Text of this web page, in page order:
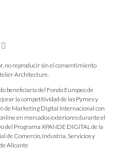
no reproducir sin el consentimiento
Architecture.
beneficiaria del Fondo Europeo de
la competitividad de las Pymes y
de Marketing Digital Internacional con
en mercados exteriores durante el
del Programa XPANDE DIGITAL de la
de Comercio, Industria, Servicios y
Alicante